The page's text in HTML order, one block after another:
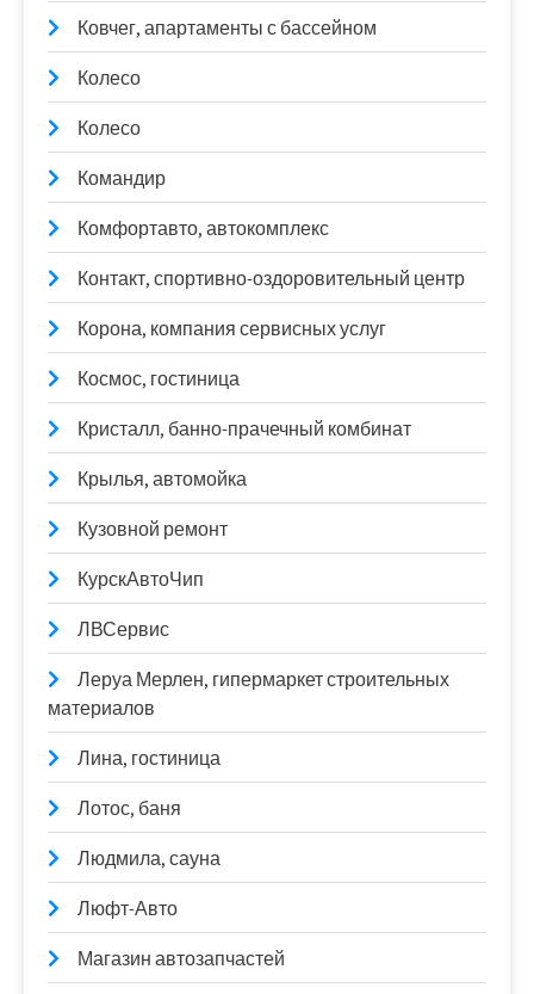
Ковчег, апартаменты с бассейном
Колесо
Колесо
Командир
Комфортавто, автокомплекс
Контакт, спортивно-оздоровительный центр
Корона, компания сервисных услуг
Космос, гостиница
Кристалл, банно-прачечный комбинат
Крылья, автомойка
Кузовной ремонт
КурскАвтоЧип
ЛВСервис
Леруа Мерлен, гипермаркет строительных
материалов
Лина, гостиница
Лотос, баня
Людмила, сауна
Люфт-Авто
Магазин автозапчастей